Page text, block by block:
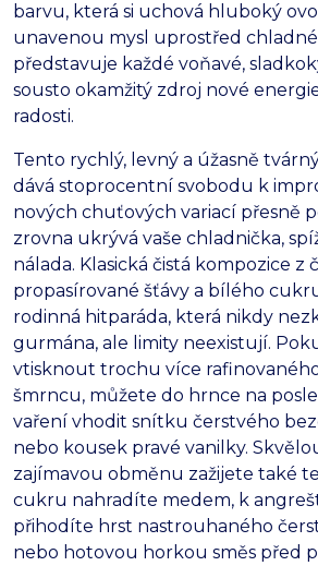
barvu, která si uchová hluboký
unavenou mysl uprostřed
představuje každé voňavé,
sousto okamžitý zdroj nové
radosti.
Tento rychlý, levný a úžasně
dává stoprocentní svobodu k
nových chuťových variací přesně
zrovna ukrývá vaše chladnička,
nálada. Klasická čistá kompozice z
propasírované šťávy a bílého
rodinná hitparáda, která nikdy
gurmána, ale limity neexistují.
vtisknout trochu více
šmrncu, můžete do hrnce na
vaření vhodit snítku čerstvého
nebo kousek pravé vanilky.
zajímavou obměnu zažijete také
cukru nahradíte medem, k
přihodíte hrst nastrouhaného
nebo hotovou horkou směs před